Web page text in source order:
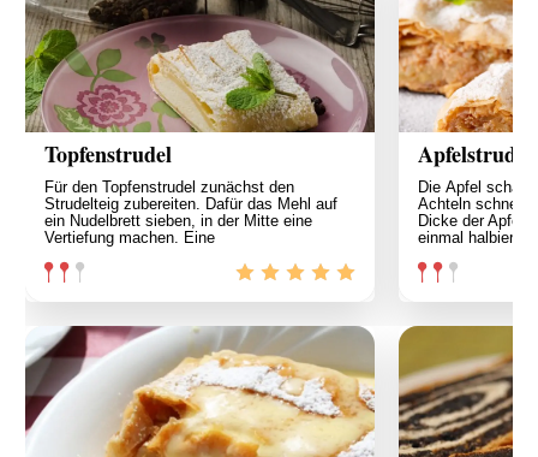
Topfenstrudel
Für den Topfenstrudel zunächst den
Strudelteig zubereiten. Dafür das Mehl auf
ein Nudelbrett sieben, in der Mitte eine
Vertiefung machen. Eine
Apfelstrudel
Die Äpfel
Achteln
Dicke der
einmal